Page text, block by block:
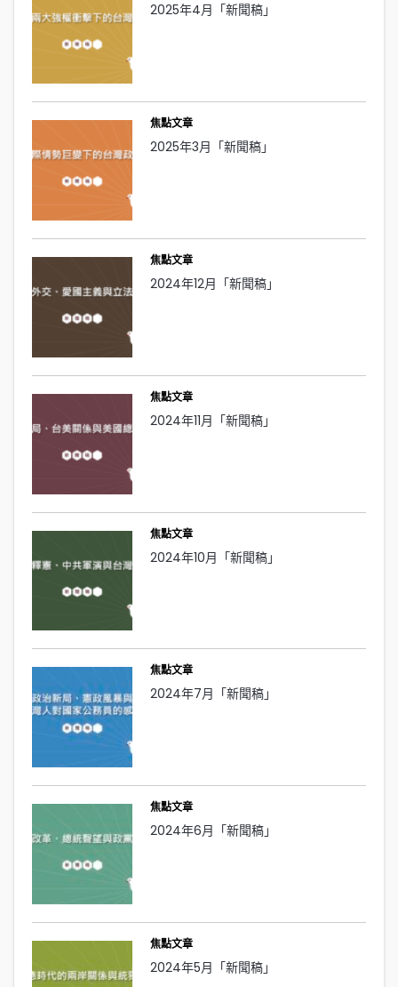
2025年4月「新聞稿」
焦點文章
2025年3月「新聞稿」
焦點文章
2024年12月「新聞稿」
焦點文章
2024年11月「新聞稿」
焦點文章
2024年10月「新聞稿」
焦點文章
2024年7月「新聞稿」
焦點文章
2024年6月「新聞稿」
焦點文章
2024年5月「新聞稿」